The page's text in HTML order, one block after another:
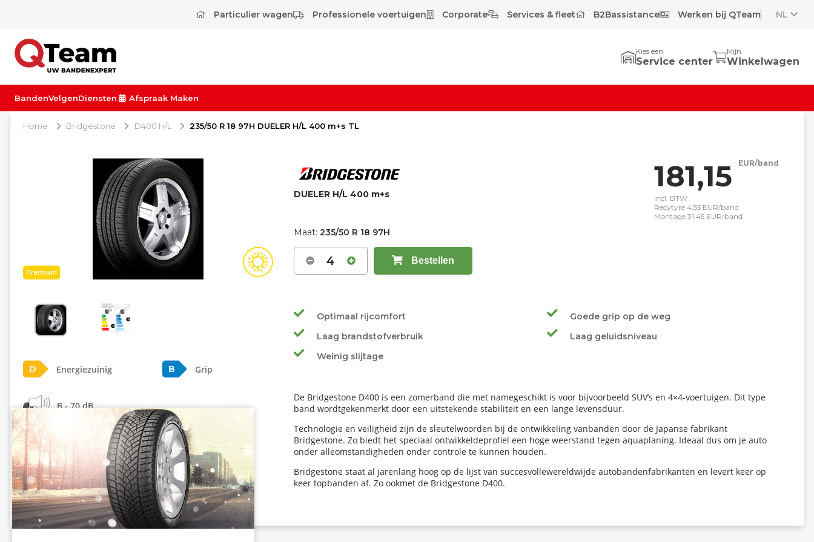
Particulier wagen Professionele voertuigen Corporate Services & fleet B2Bassistance Werken bij QTeam NL
Kies een
Service center
Mijn
Winkelwagen
BandenVelgenDiensten Afspraak Maken
Home Bridgestone D400 H/L 235/50 R 18 97H DUELER H/L 400 m+s TL
Premium
D Energiezuinig B Grip
B - 70 dB
Info eprel
DUELER H/L 400 m+s
181,15 EUR/band
incl. BTW
Recytyre 4,55 EUR/band
Montage 31,45 EUR/band
Maat:235/50 R 18 97H
4 Bestellen
Optimaal rijcomfort
Goede grip op de weg
Laag brandstofverbruik
Laag geluidsniveau
Weinig slijtage
De Bridgestone D400 is een zomerband die met namegeschikt is voor bijvoorbeeld SUV’s en 4×4-voertuigen. Dit type
band wordtgekenmerkt door een uitstekende stabiliteit en een lange levensduur.
Technologie en veiligheid zijn de sleutelwoorden bij de ontwikkeling vanbanden door de Japanse fabrikant
Bridgestone. Zo biedt het speciaal ontwikkeldeprofiel een hoge weerstand tegen aquaplaning. Ideaal dus om je auto
onder alleomstandigheden onder controle te kunnen houden.
Bridgestone staat al jarenlang hoog op de lijst van succesvollewereldwijde autobandenfabrikanten en levert keer op
keer topbanden af. Zo ookmet de Bridgestone D400.